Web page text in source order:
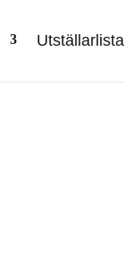
Utställarlista